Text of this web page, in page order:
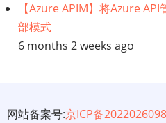
【Azure APIM】将Azure
部模式
6 months 2 weeks ago
网站备案号:京ICP备